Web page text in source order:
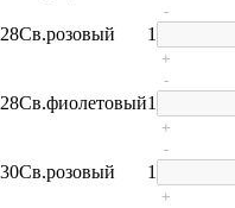
28Св.розовый 1
-
+
28Св.фиолетовый1
-
+
30Св.розовый 1
-
+